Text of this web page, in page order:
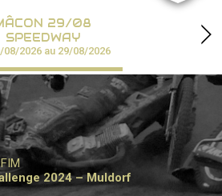
29/08
SPEEDWAY
08/2026 au 29/08/2026
2024 – Muldorf